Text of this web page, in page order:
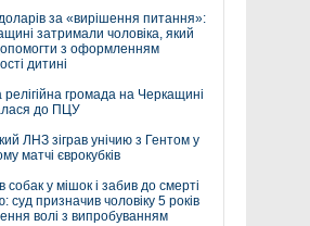
за «вирішення питання»:
затримали чоловіка, який
з оформленням
дитині
громада на Черкащині
до ПЦУ
ЛНЗ зіграв унічию з Гентом у
матчі єврокубків
собак у мішок і забив до смерті
суд призначив чоловіку 5 років
волі з випробуванням